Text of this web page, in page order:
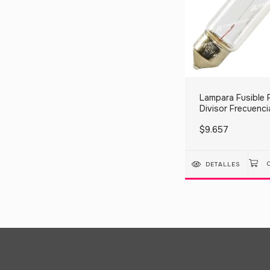
Lampara Fusible
Divisor
$9.657
DETALLES